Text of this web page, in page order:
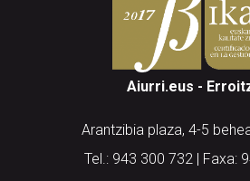
Aiurri.eus -
Arantzibia plaza, 4-5
Tel.: 943 300 732 | Faxa: